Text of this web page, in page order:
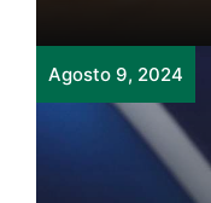
Agosto 9, 2024